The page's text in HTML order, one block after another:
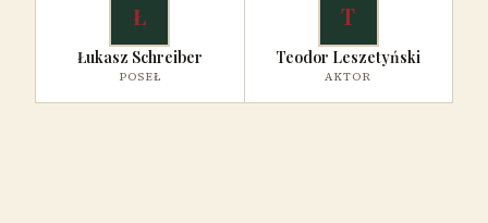
Ł
Łukasz Schreiber
POSEŁ
T
Teodor Leszetyński
AKTOR